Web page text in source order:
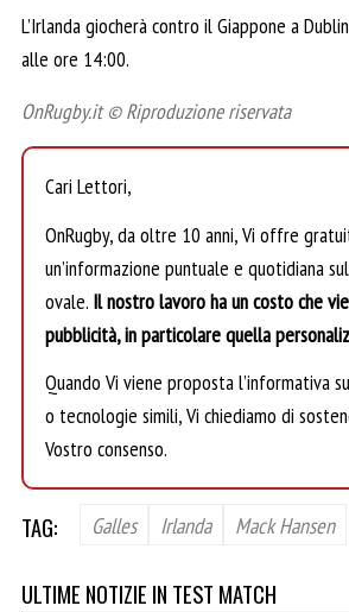
L’Irlanda giocherà contro il Giappone a
alle ore 14:00.
OnRugby.it © Riproduzione riservata
Cari Lettori,
OnRugby, da oltre 10 anni, Vi offre
un’informazione puntuale e quotidiana
ovale. Il nostro lavoro ha un costo che
pubblicità, in particolare quella
Quando Vi viene proposta l’informativa
o tecnologie simili, Vi chiediamo di
Vostro consenso.
TAG: Galles Irlanda Mack Hansen
ULTIME NOTIZIE IN TEST MATCH